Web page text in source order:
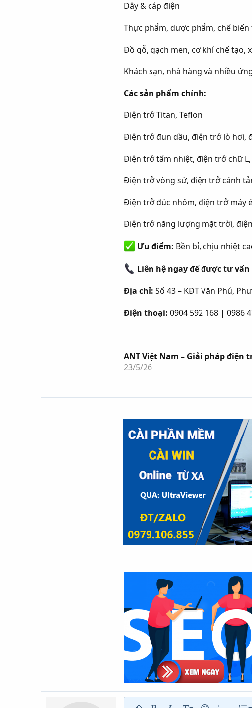
Dây & cáp điện
Thực phẩm, dược phẩm, chế
Đồ gỗ, gạch men, cơ khí chế tạo,
Khách sạn, nhà hàng và nhiều
Các sản phẩm chính:
Điện trở Titan, Teflon
Điện trở đun dầu, điện trở lò hơi,
Điện trở tấm nhiệt, điện trở chữ L,
Điện trở vòng sứ, điện trở cánh
Điện trở đúc nhôm, điện trở máy
Điện trở năng lượng mặt trời,
Ưu điểm: Bền bỉ, chịu nhiệt
Liên hệ ngay để được tư
Địa chỉ: Số 43 – KĐT Văn Phú,
Điện thoại: 0904 592 168 | 0986
ANT Việt Nam – Giải pháp
23/5/26